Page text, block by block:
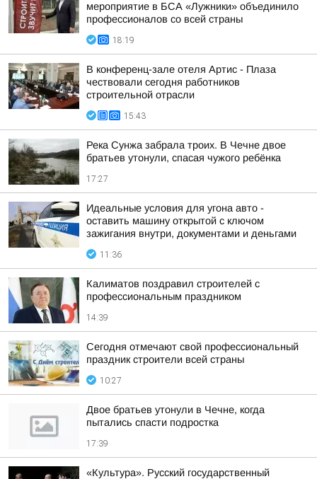
мероприятие в БСА «Лужники» объединило
профессионалов со всей страны
18:19
В конференц-зале отеля Артис - Плаза
чествовали сегодня работников
строительной отрасли
15:43
Река Сунжа забрала троих. В Чечне двое
братьев утонули, спасая чужого ребёнка
17:27
Идеальные условия для угона авто -
оставить машину открытой с ключом
зажигания внутри, документами и деньгами
11:36
Калиматов поздравил строителей с
профессиональным праздником
14:39
Сегодня отмечают свой профессиональный
праздник строители всей страны
10:27
Двое братьев утонули в Чечне, когда
пытались спасти подростка
17:39
«Культура». Русский государственный